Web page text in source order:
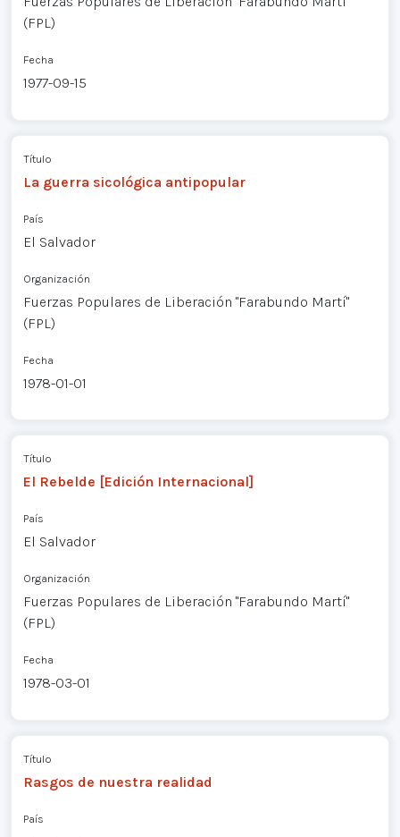
(FPL)
Fecha
1977-09-15
Título
La guerra sicológica antipopular
País
El Salvador
Organización
Fuerzas Populares de Liberación "Farabundo Martí"
(FPL)
Fecha
1978-01-01
Título
El Rebelde [Edición Internacional]
País
El Salvador
Organización
Fuerzas Populares de Liberación "Farabundo Martí"
(FPL)
Fecha
1978-03-01
Título
Rasgos de nuestra realidad
País